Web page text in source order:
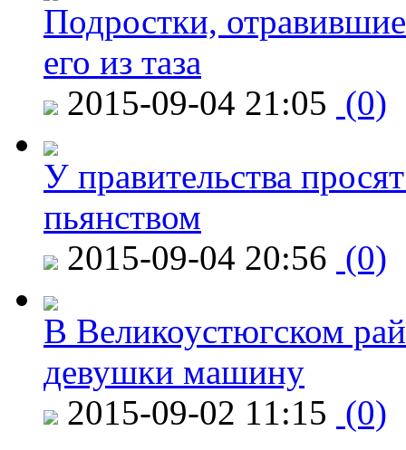
Подростки,
его из таза
2015-09-04 21:05 (0)
У правительства
пьянством
2015-09-04 20:56 (0)
В Великоустюгском
девушки машину
2015-09-02 11:15 (0)